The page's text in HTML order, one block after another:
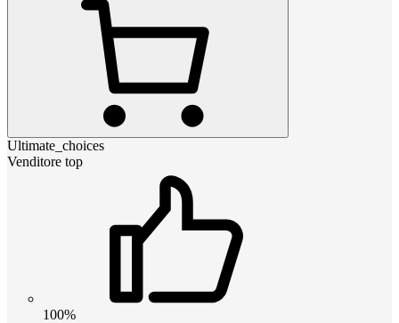
Ultimate_choices
Venditore top
100%